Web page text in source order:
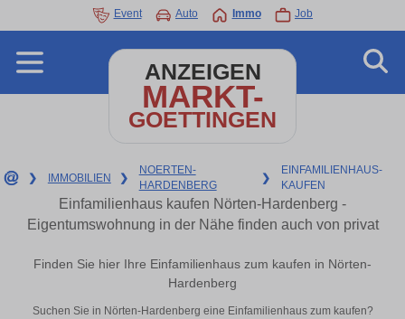
Event Auto Immo Job
ANZEIGEN
MARKT-
GOETTINGEN
❯ IMMOBILIEN ❯
NOERTEN-
HARDENBERG
❯
EINFAMILIENHAUS-
KAUFEN
Einfamilienhaus kaufen Nörten-Hardenberg -
Eigentumswohnung in der Nähe finden auch von privat
Finden Sie hier Ihre Einfamilienhaus zum kaufen in Nörten-
Hardenberg
Suchen Sie in Nörten-Hardenberg eine Einfamilienhaus zum kaufen?